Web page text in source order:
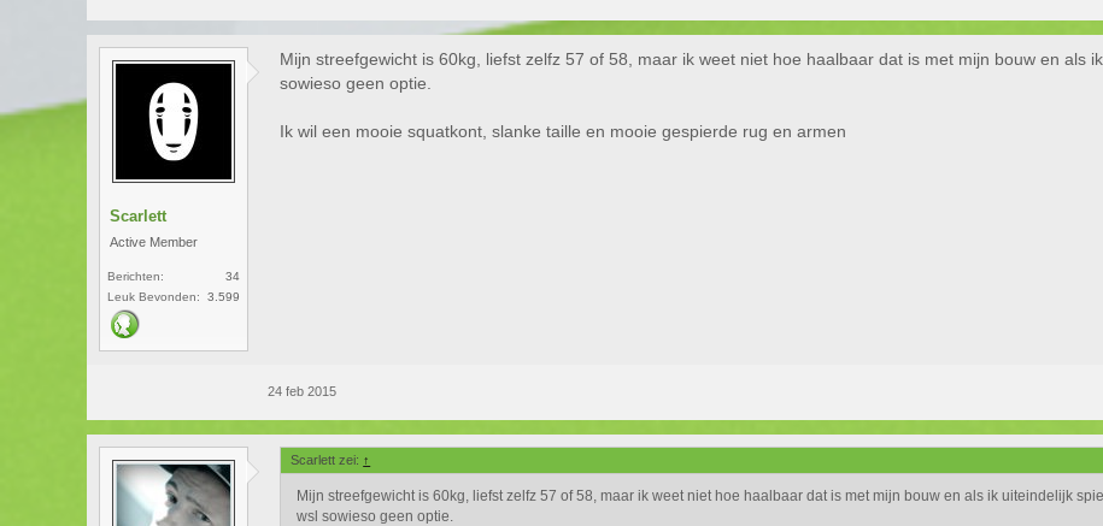
Scarlett
Active Member
Berichten:
34
Leuk Bevonden:
3.599
Mijn streefgewicht is 60kg, liefst zelfz 57 of 58, maar ik weet niet hoe haalbaar dat is met mijn bouw en als
sowieso geen optie.
Ik wil een mooie squatkont, slanke taille en mooie gespierde rug en armen
24 feb 2015
Scarlett zei: ↑
Mijn streefgewicht is 60kg, liefst zelfz 57 of 58, maar ik weet niet hoe haalbaar dat is met mijn bouw en als ik uiteindelijk
wsl sowieso geen optie.